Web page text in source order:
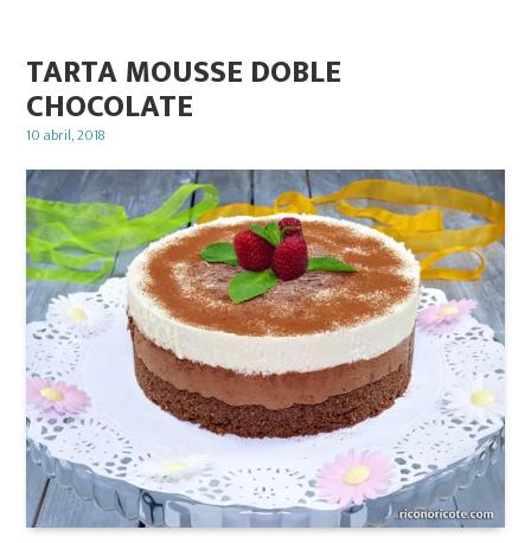
TARTA MOUSSE DOBLE
CHOCOLATE
Posted
10 abril, 2018